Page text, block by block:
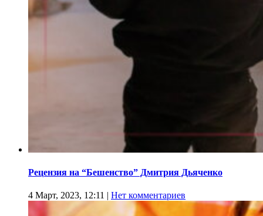
Рецензия на “Бешенство” Дмитрия Дьяченко
4 Март, 2023, 12:11 | Нет комментариев